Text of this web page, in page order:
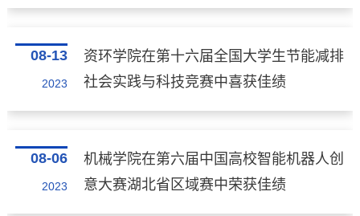
08-13
2023
资环学院在第十六届全国大学生节能减排
社会实践与科技竞赛中喜获佳绩
08-06
2023
机械学院在第六届中国高校智能机器人创
意大赛湖北省区域赛中荣获佳绩